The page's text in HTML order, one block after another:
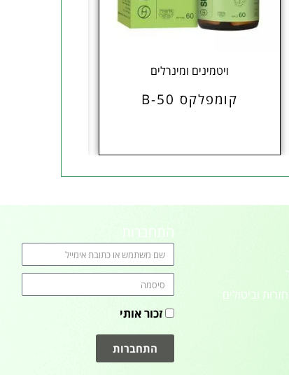
ויטמינים ומינרלים
קומפלקס B-50
וביטולים
התחברות
זכור אותי
התחברות